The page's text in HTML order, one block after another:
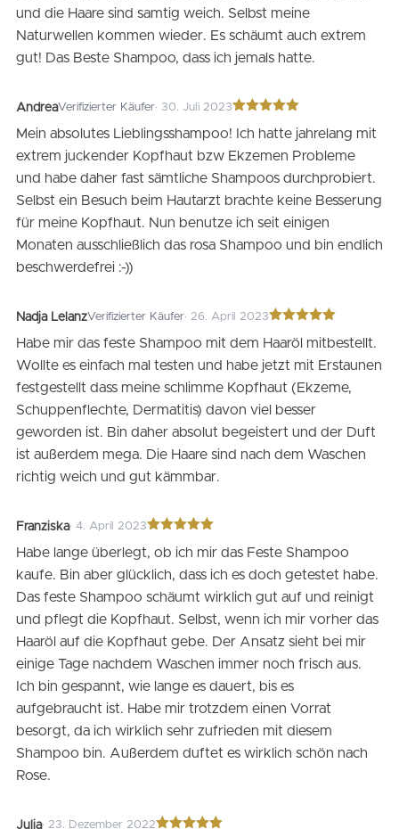
und die Haare sind samtig weich. Selbst meine
Naturwellen kommen wieder. Es schäumt auch extrem
gut! Das Beste Shampoo, dass ich jemals hatte.
AndreaVerifizierter Käufer· 30. Juli 2023
mit 5von 5
Mein absolutes Lieblingsshampoo! Ich hatte jahrelang mit
extrem juckender Kopfhaut bzw Ekzemen Probleme
und habe daher fast sämtliche Shampoos durchprobiert.
Selbst ein Besuch beim Hautarzt brachte keine Besserung
für meine Kopfhaut. Nun benutze ich seit einigen
Monaten ausschließlich das rosa Shampoo und bin endlich
beschwerdefrei :-))
Nadja LelanzVerifizierter Käufer· 26. April 2023
mit5von 5
Habe mir das feste Shampoo mit dem Haaröl mitbestellt.
Wollte es einfach mal testen und habe jetzt mit Erstaunen
festgestellt dass meine schlimme Kopfhaut (Ekzeme,
Schuppenflechte, Dermatitis) davon viel besser
geworden ist. Bin daher absolut begeistert und der Duft
ist außerdem mega. Die Haare sind nach dem Waschen
richtig weich und gut kämmbar.
Franziska· 4. April 2023
mit5 von 5
Habe lange überlegt, ob ich mir das Feste Shampoo
kaufe. Bin aber glücklich, dass ich es doch getestet habe.
Das feste Shampoo schäumt wirklich gut auf und reinigt
und pflegt die Kopfhaut. Selbst, wenn ich mir vorher das
Haaröl auf die Kopfhaut gebe. Der Ansatz sieht bei mir
einige Tage nachdem Waschen immer noch frisch aus.
Ich bin gespannt, wie lange es dauert, bis es
aufgebraucht ist. Habe mir trotzdem einen Vorrat
besorgt, da ich wirklich sehr zufrieden mit diesem
Shampoo bin. Außerdem duftet es wirklich schön nach
Rose.
Julia· 23. Dezember 2022